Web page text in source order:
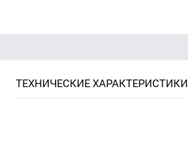
ТЕХНИЧЕСКИЕ ХАРАКТЕРИСТИКИ